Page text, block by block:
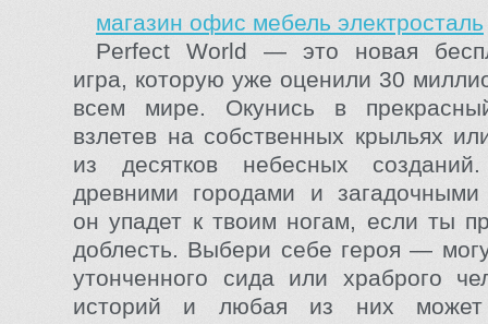
магазин офис мебель электросталь
Perfect World — это новая
игра, которую уже оценили 30
всем мире. Окунись в
взлетев на собственных крыльях
из десятков небесных
древними городами и загадочными
он упадет к твоим ногам, если ты
доблесть. Выбери себе героя —
утонченного сида или храброго
историй и любая из них может